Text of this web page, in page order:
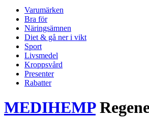
Varumärken
Bra för
Näringsämnen
Diet & gå ner i vikt
Sport
Livsmedel
Kroppsvård
Presenter
Rabatter
MEDIHEMP